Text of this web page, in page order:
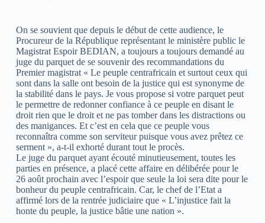
On se souvient que depuis le début de cette audience, le
Procureur de la République représentant le ministère public le
Magistrat Espoir BEDIAN, a toujours a toujours demandé au
juge du parquet de se souvenir des recommandations du
Premier magistrat « Le peuple centrafricain et surtout ceux qui
sont dans la salle ont besoin de la justice qui est synonyme de
la stabilité dans le pays. Je vous propose si votre parquet peut
le permettre de redonner confiance à ce peuple en disant le
droit rien que le droit et ne pas tomber dans les distractions ou
des manigances. Et c’est en cela que ce peuple vous
reconnaîtra comme son serviteur puisque vous avez prêtez ce
serment », a-t-il exhorté durant tout le procès.
Le juge du parquet ayant écouté minutieusement, toutes les
parties en présence, a placé cette affaire en délibérée pour le
26 août prochain avec l’espoir que seule la loi sera dite pour le
bonheur du peuple centrafricain. Car, le chef de l’Etat a
affirmé lors de la rentrée judiciaire que « L’injustice fait la
honte du peuple, la justice bâtie une nation ».